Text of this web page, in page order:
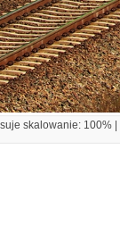
skalowanie: 100%